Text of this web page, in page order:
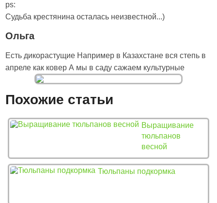
ps:
Судьба крестянина осталась неизвестной...)
Ольга
Есть дикорастущие Например в Казахстане вся степь в
апреле как ковер А мы в саду сажаем культурные
Похожие статьи
Выращивание
тюльпанов
весной
Тюльпаны подкормка